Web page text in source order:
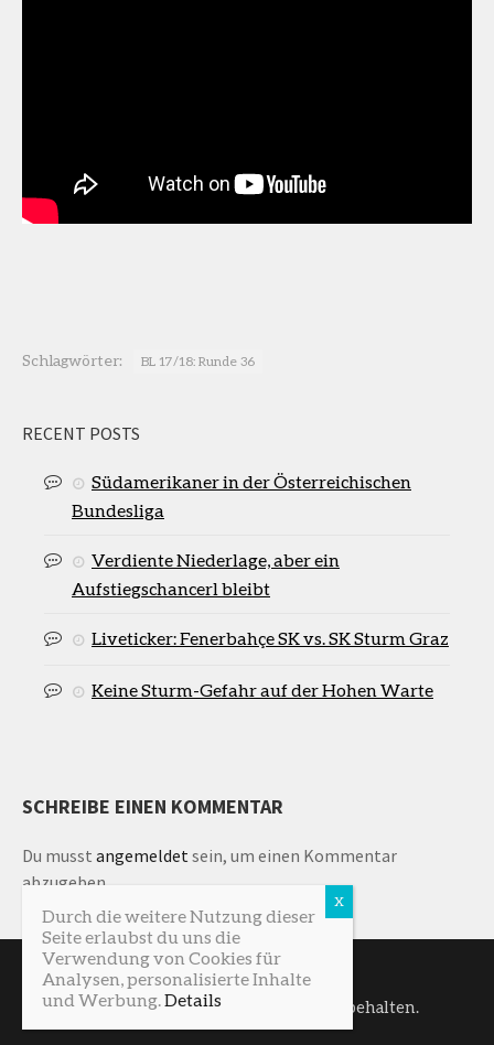
Schlagwörter: BL 17/18: Runde 36
RECENT POSTS
Südamerikaner in der Österreichischen
Bundesliga
Verdiente Niederlage, aber ein
Aufstiegschancerl bleibt
Liveticker: Fenerbahçe SK vs. SK Sturm Graz
Keine Sturm-Gefahr auf der Hohen Warte
SCHREIBE EINEN KOMMENTAR
Du musst angemeldet sein, um einen Kommentar
abzugeben.
SturmNetz © 2026. Alle Rechte vorbehalten.
Durch die weitere Nutzung dieser
Seite erlaubst du uns die
Verwendung von Cookies für
Analysen, personalisierte Inhalte
und Werbung.Details